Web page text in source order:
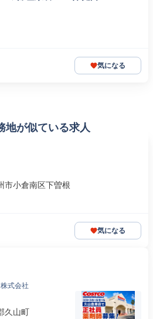
気になる
地が似ている求人
市小倉南区下曽根
気になる
式会社
久山町